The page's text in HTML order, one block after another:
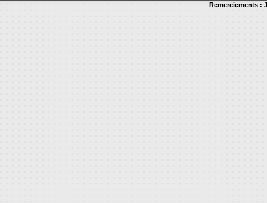
Remerciements :